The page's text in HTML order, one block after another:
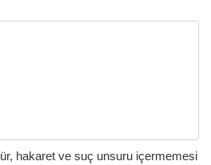
hakaret ve suç unsuru içermemesi